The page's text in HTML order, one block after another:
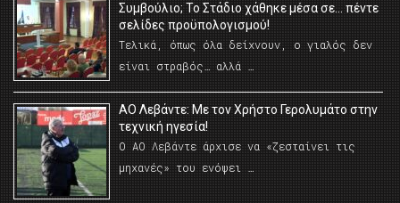
Συμβούλιο; Το Στάδιο χάθηκε μέσα σε… πέντε
σελίδες προϋπολογισμού!
Τελικά, όπως όλα δείχνουν, ο γιαλός δεν
είναι στραβός… αλλά …
ΑΟ Λεβάντε: Με τον Χρήστο Γερολυμάτο στην
τεχνική ηγεσία!
Ο ΑΟ Λεβάντε άρχισε να «ζεσταίνει τις
μηχανές» του ενόψει …